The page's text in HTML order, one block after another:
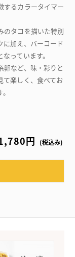
するカラータイマー
のタコを描いた特別
に加え、バーコード
っています。
卵など、味・彩りと
て楽しく、食べてお
円 (税込み)